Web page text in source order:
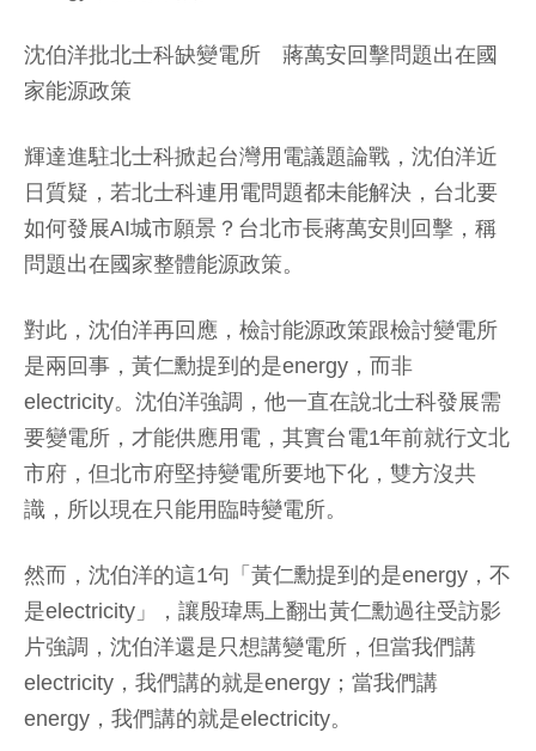
沈伯洋批北士科缺變電所 蔣萬安回擊問題出在國
家能源政策
輝達進駐北士科掀起台灣用電議題論戰，沈伯洋近
日質疑，若北士科連用電問題都未能解決，台北要
如何發展AI城市願景？台北市長蔣萬安則回擊，稱
問題出在國家整體能源政策。
對此，沈伯洋再回應，檢討能源政策跟檢討變電所
是兩回事，黃仁勳提到的是energy，而非
electricity。沈伯洋強調，他一直在說北士科發展需
要變電所，才能供應用電，其實台電1年前就行文北
市府，但北市府堅持變電所要地下化，雙方沒共
識，所以現在只能用臨時變電所。
然而，沈伯洋的這1句「黃仁勳提到的是energy，不
是electricity」，讓殷瑋馬上翻出黃仁勳過往受訪影
片強調，沈伯洋還是只想講變電所，但當我們講
electricity，我們講的就是energy；當我們講
energy，我們講的就是electricity。